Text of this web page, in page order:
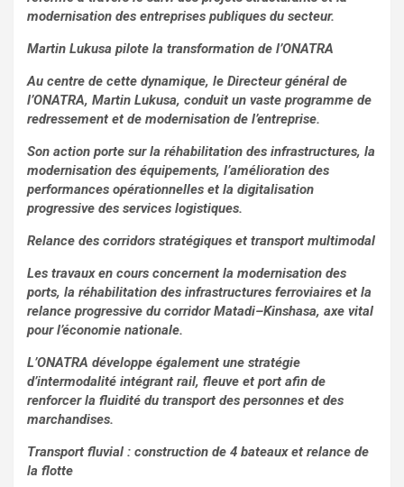
modernisation des entreprises publiques du secteur.
Martin Lukusa pilote la transformation de l’ONATRA
Au centre de cette dynamique, le Directeur général de
l’ONATRA, Martin Lukusa, conduit un vaste programme de
redressement et de modernisation de l’entreprise.
Son action porte sur la réhabilitation des infrastructures, la
modernisation des équipements, l’amélioration des
performances opérationnelles et la digitalisation
progressive des services logistiques.
Relance des corridors stratégiques et transport multimodal
Les travaux en cours concernent la modernisation des
ports, la réhabilitation des infrastructures ferroviaires et la
relance progressive du corridor Matadi–Kinshasa, axe vital
pour l’économie nationale.
L’ONATRA développe également une stratégie
d’intermodalité intégrant rail, fleuve et port afin de
renforcer la fluidité du transport des personnes et des
marchandises.
Transport fluvial : construction de 4 bateaux et relance de
la flotte